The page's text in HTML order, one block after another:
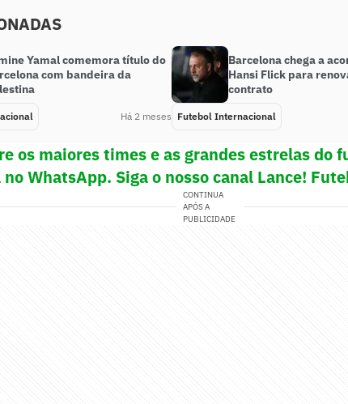
Yamal comemora título do
com bandeira da
Há 2 meses
Barcelona chega a
Hansi Flick para
contrato
Futebol Internacional
os maiores times e as grandes estrelas do
no WhatsApp. Siga o nosso canal Lance!
CONTINUA
APÓS A
PUBLICIDADE